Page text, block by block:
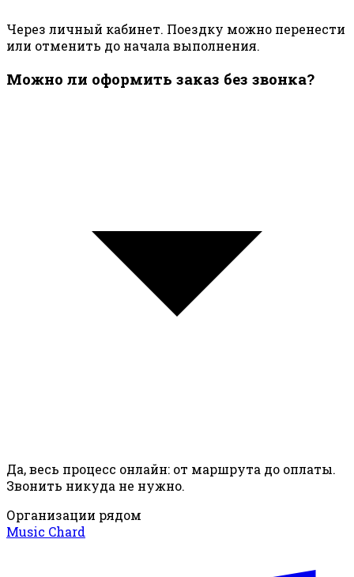
Через личный кабинет. Поездку можно перенести
или отменить до начала выполнения.
Можно ли оформить заказ без звонка?
Да, весь процесс онлайн: от маршрута до оплаты.
Звонить никуда не нужно.
Организации рядом
Music Chard